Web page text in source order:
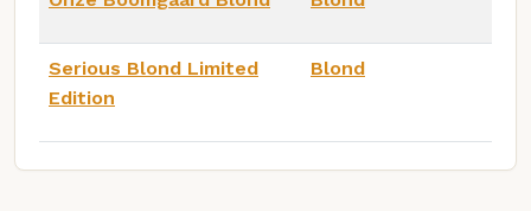
Serious Blond Limited
Edition
Blond